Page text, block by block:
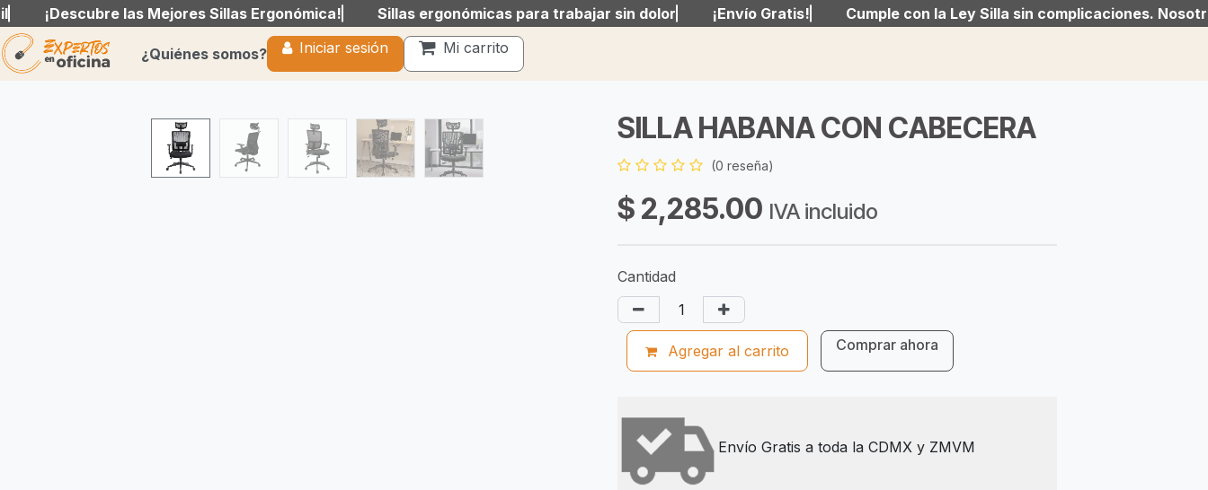
Ir al contenido
¡Descubre las Mejores Sillas Ergonómica! Sillas ergonómicas para trabajar sin dolor ¡Envío Gratis! Cumple con la Ley Silla sin complicaciones. Nosotros
¿Quiénes somos? Iniciar sesión Mi carrito
¡Descubre las Mejores Sillas Ergonómica! Sillas ergonómicas para trabajar sin dolor ¡Envío Gratis! Cumple con la Ley Silla sin complicaciones. Nosotros
¿Quiénes somos? Iniciar sesión Mi carrito
SILLA HABANA CON CABECERA
(0 reseña)
$ 2,285.00 IVA incluido
Cantidad
Agregar al carrito Com​prar ahora
Envío Gratis a toda la CDMX y ZMVM